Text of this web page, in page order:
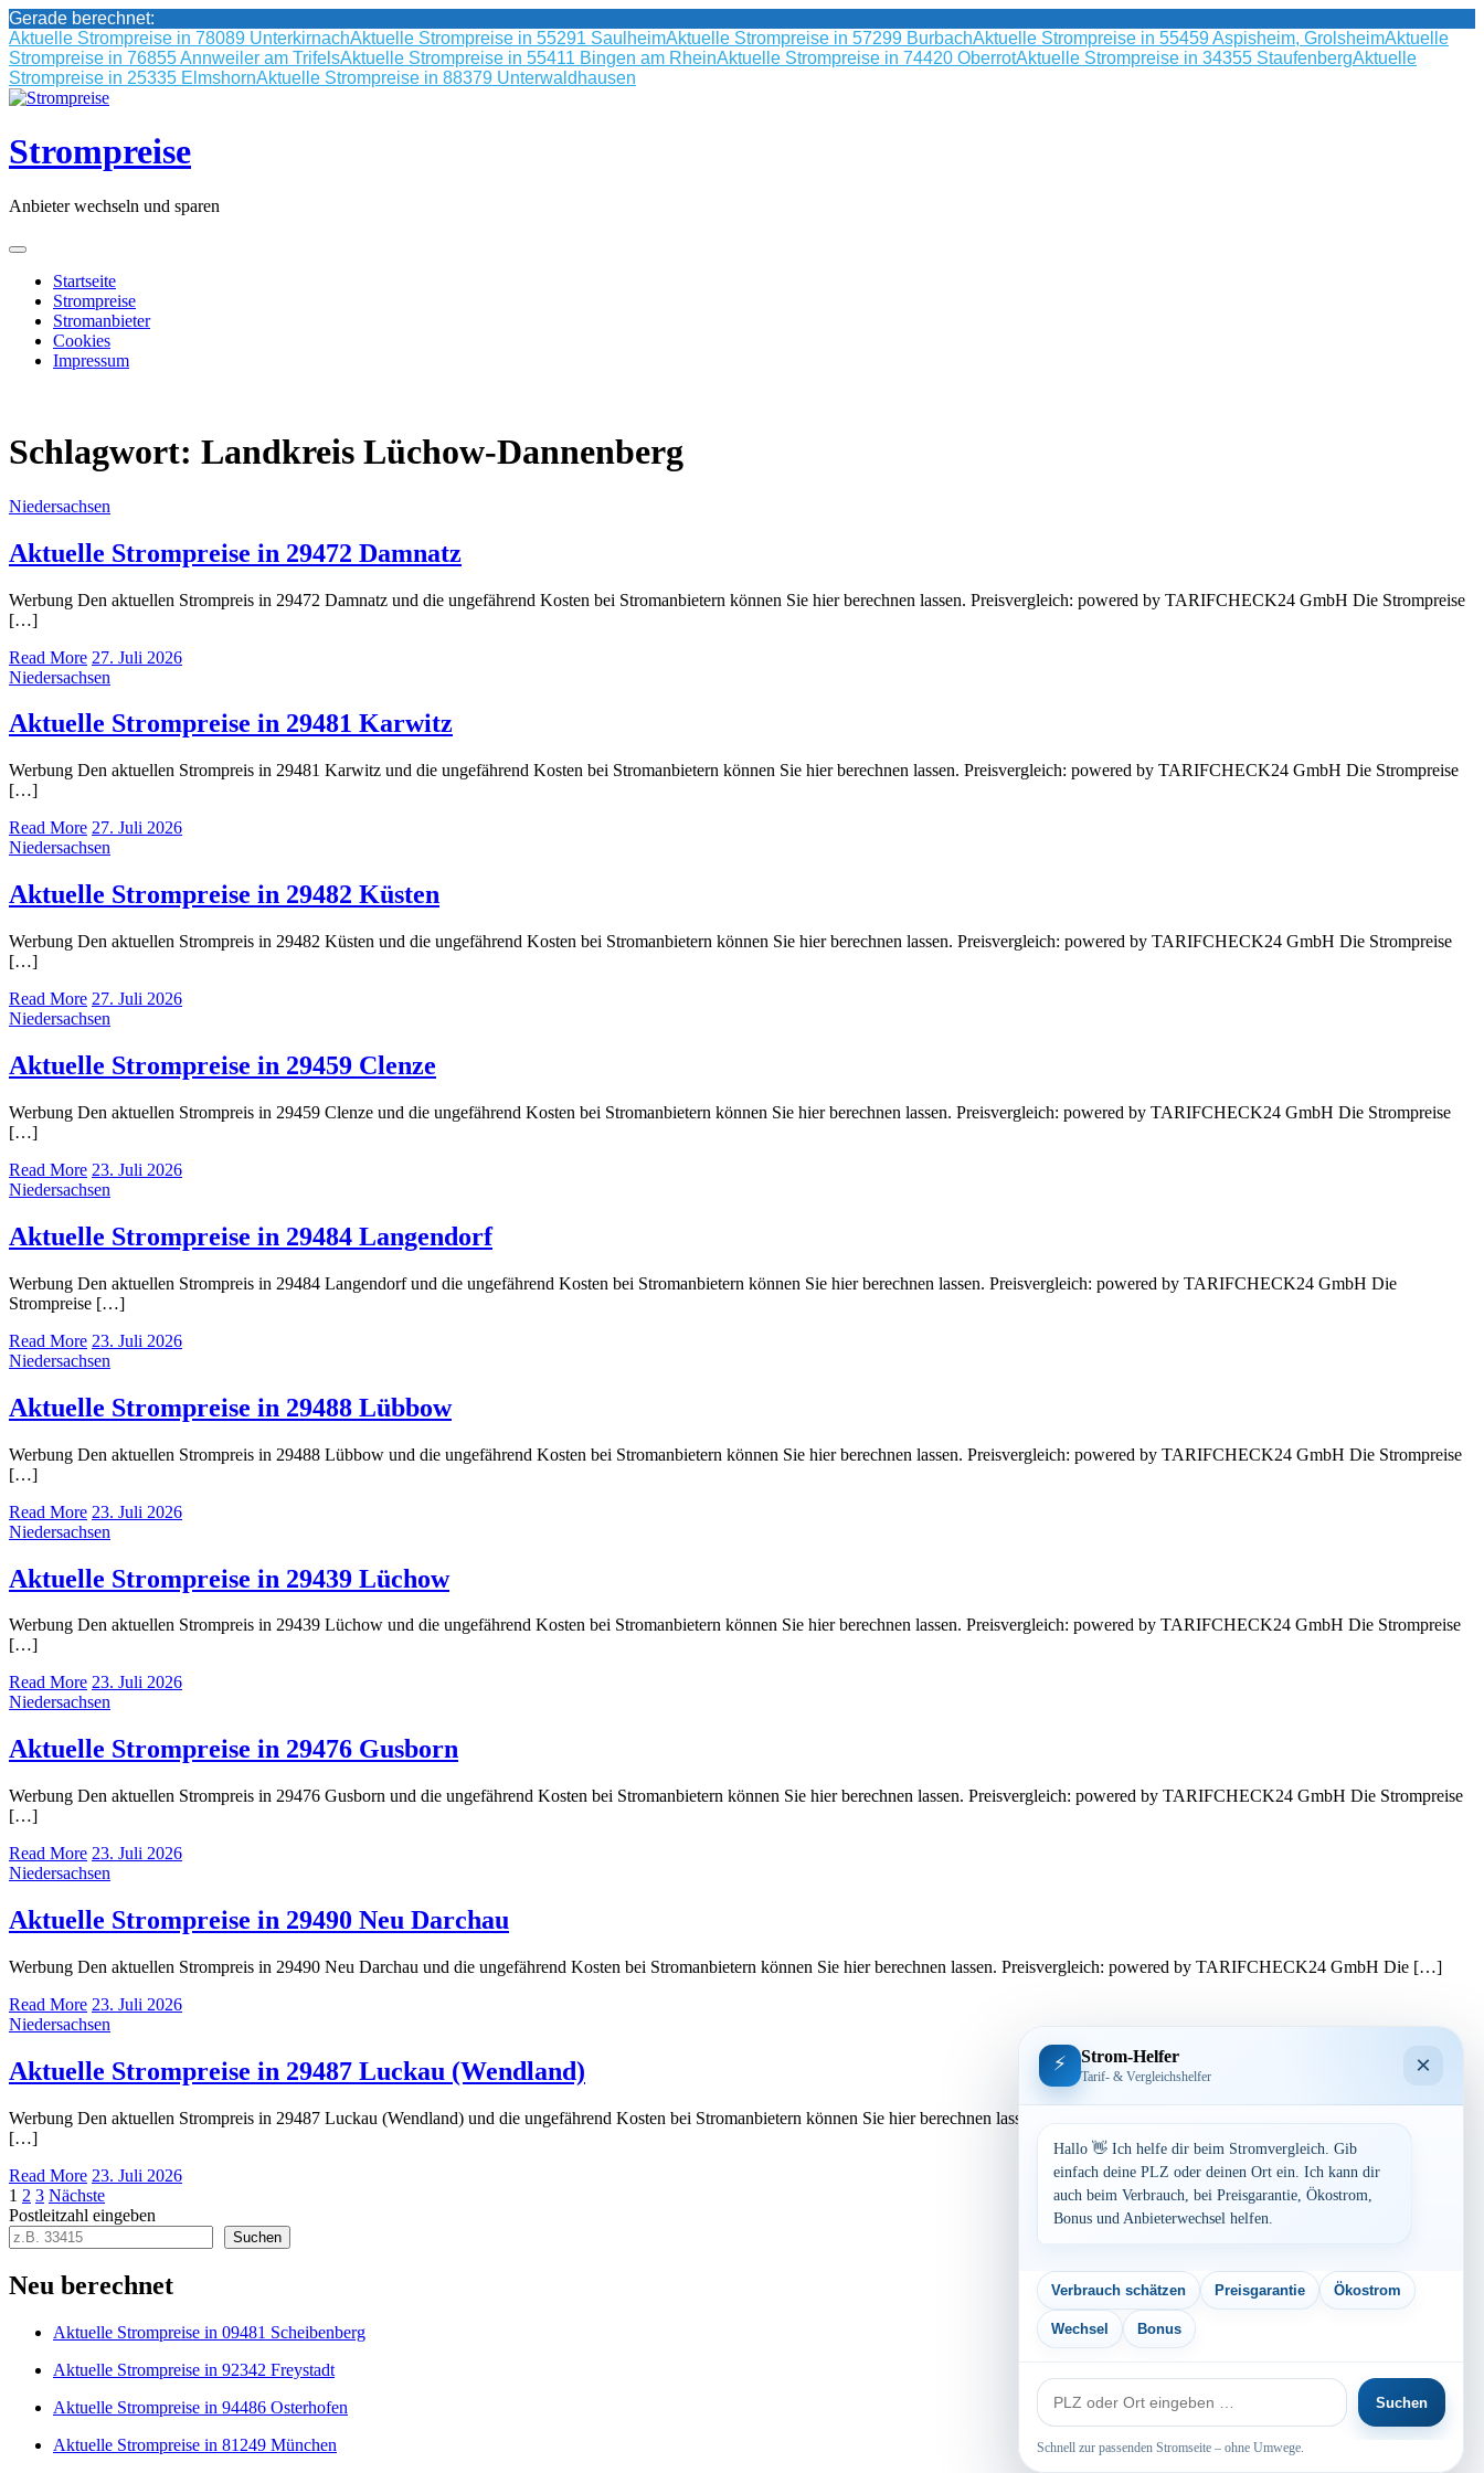
Gerade berechnet:
Aktuelle Strompreise in 78089 UnterkirnachAktuelle Strompreise in 55291 SaulheimAktuelle Strompreise in 57299 BurbachAktuelle Strompreise in 55459 Aspisheim, GrolsheimAktuelle
Strompreise in 76855 Annweiler am TrifelsAktuelle Strompreise in 55411 Bingen am RheinAktuelle Strompreise in 74420 OberrotAktuelle Strompreise in 34355 StaufenbergAktuelle
Strompreise in 25335 ElmshornAktuelle Strompreise in 88379 Unterwaldhausen
Skip
content
Strompreise
Anbieter wechseln und sparen
Startseite
Strompreise
Stromanbieter
Cookies
Impressum
Schlagwort: Landkreis Lüchow-Dannenberg
Niedersachsen
Aktuelle Strompreise in 29472 Damnatz
Werbung Den aktuellen Strompreis in 29472 Damnatz und die ungefährend Kosten bei Stromanbietern können Sie hier berechnen lassen. Preisvergleich: powered by TARIFCHECK24 GmbH Die Strompreise
[…]
Read More 27. Juli 2026
Niedersachsen
Aktuelle Strompreise in 29481 Karwitz
Werbung Den aktuellen Strompreis in 29481 Karwitz und die ungefährend Kosten bei Stromanbietern können Sie hier berechnen lassen. Preisvergleich: powered by TARIFCHECK24 GmbH Die Strompreise
[…]
Read More 27. Juli 2026
Niedersachsen
Aktuelle Strompreise in 29482 Küsten
Werbung Den aktuellen Strompreis in 29482 Küsten und die ungefährend Kosten bei Stromanbietern können Sie hier berechnen lassen. Preisvergleich: powered by TARIFCHECK24 GmbH Die Strompreise
[…]
Read More 27. Juli 2026
Niedersachsen
Aktuelle Strompreise in 29459 Clenze
Werbung Den aktuellen Strompreis in 29459 Clenze und die ungefährend Kosten bei Stromanbietern können Sie hier berechnen lassen. Preisvergleich: powered by TARIFCHECK24 GmbH Die Strompreise
[…]
Read More 23. Juli 2026
Niedersachsen
Aktuelle Strompreise in 29484 Langendorf
Werbung Den aktuellen Strompreis in 29484 Langendorf und die ungefährend Kosten bei Stromanbietern können Sie hier berechnen lassen. Preisvergleich: powered by TARIFCHECK24 GmbH Die
Strompreise […]
Read More 23. Juli 2026
Niedersachsen
Aktuelle Strompreise in 29488 Lübbow
Werbung Den aktuellen Strompreis in 29488 Lübbow und die ungefährend Kosten bei Stromanbietern können Sie hier berechnen lassen. Preisvergleich: powered by TARIFCHECK24 GmbH Die Strompreise
[…]
Read More 23. Juli 2026
Niedersachsen
Aktuelle Strompreise in 29439 Lüchow
Werbung Den aktuellen Strompreis in 29439 Lüchow und die ungefährend Kosten bei Stromanbietern können Sie hier berechnen lassen. Preisvergleich: powered by TARIFCHECK24 GmbH Die Strompreise
[…]
Read More 23. Juli 2026
Niedersachsen
Aktuelle Strompreise in 29476 Gusborn
Werbung Den aktuellen Strompreis in 29476 Gusborn und die ungefährend Kosten bei Stromanbietern können Sie hier berechnen lassen. Preisvergleich: powered by TARIFCHECK24 GmbH Die Strompreise
[…]
Read More 23. Juli 2026
Niedersachsen
Aktuelle Strompreise in 29490 Neu Darchau
Werbung Den aktuellen Strompreis in 29490 Neu Darchau und die ungefährend Kosten bei Stromanbietern können Sie hier berechnen lassen. Preisvergleich: powered by TARIFCHECK24 GmbH Die […]
Read More 23. Juli 2026
Niedersachsen
Aktuelle Strompreise in 29487 Luckau (Wendland)
Werbung Den aktuellen Strompreis in 29487 Luckau (Wendland) und die ungefährend Kosten bei Stromanbietern können Sie hier berechnen lassen. Preisvergleich: powered by TARIFCHECK24 GmbH Die
[…]
Read More 23. Juli 2026
Seitennummerierung
der
Beiträge
1 2 3 Nächste
Postleitzahl eingeben
Suchen
Neu berechnet
Aktuelle Strompreise in 09481 Scheibenberg
Aktuelle Strompreise in 92342 Freystadt
Aktuelle Strompreise in 94486 Osterhofen
Aktuelle Strompreise in 81249 München
⚡ Strom-Helfer
Tarif- & Vergleichshelfer ×
Hallo 👋 Ich helfe dir beim Stromvergleich. Gib
einfach deine PLZ oder deinen Ort ein. Ich kann dir
auch beim Verbrauch, bei Preisgarantie, Ökostrom,
Bonus und Anbieterwechsel helfen.
Verbrauch schätzen Preisgarantie Ökostrom
Wechsel Bonus
PLZ
oder
Ort
Suchen
Schnell zur passenden Stromseite – ohne Umwege.